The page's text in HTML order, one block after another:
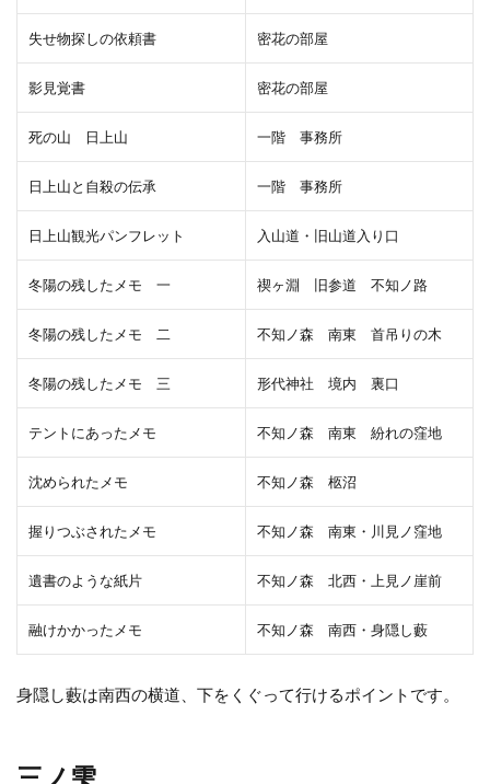
失せ物探しの依頼書 密花の部屋
影見覚書 密花の部屋
死の山 日上山 一階 事務所
日上山と自殺の伝承 一階 事務所
日上山観光パンフレット 入山道・旧山道入り口
冬陽の残したメモ 一 禊ヶ淵 旧参道 不知ノ路
冬陽の残したメモ 二 不知ノ森 南東 首吊りの木
冬陽の残したメモ 三 形代神社 境内 裏口
テントにあったメモ 不知ノ森 南東 紛れの窪地
沈められたメモ 不知ノ森 柩沼
握りつぶされたメモ 不知ノ森 南東・川見ノ窪地
遺書のような紙片 不知ノ森 北西・上見ノ崖前
融けかかったメモ 不知ノ森 南西・身隠し藪
身隠し藪は南西の横道、下をくぐって行けるポイントです。
三ノ雫